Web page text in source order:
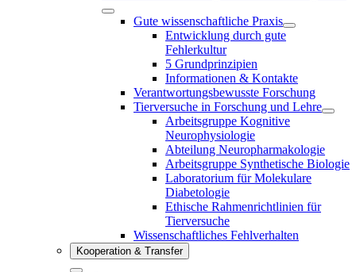
Gute wissenschaftliche Praxis
Entwicklung durch gute
Fehlerkultur
5 Grundprinzipien
Informationen & Kontakte
Verantwortungsbewusste Forschung
Tierversuche in Forschung und Lehre
Arbeitsgruppe Kognitive
Neurophysiologie
Abteilung Neuropharmakologie
Arbeitsgruppe Synthetische Biologie
Laboratorium für Molekulare
Diabetologie
Ethische Rahmenrichtlinien für
Tierversuche
Wissenschaftliches Fehlverhalten
Kooperation & Transfer